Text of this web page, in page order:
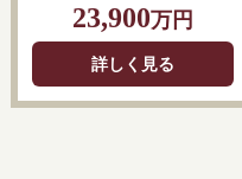
23,900万円
詳しく見る